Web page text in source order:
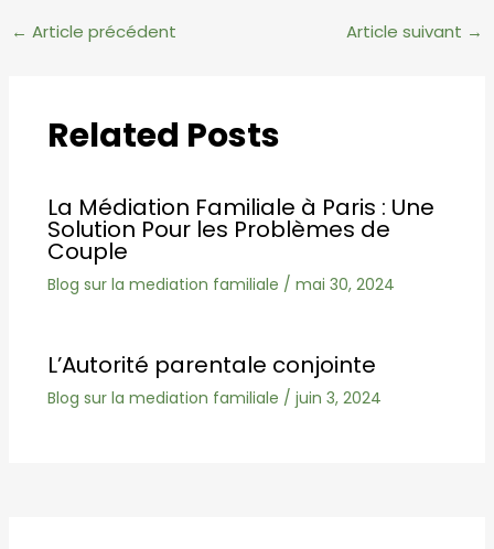
Navigation
← Article précédent Article suivant →
Related Posts
La Médiation Familiale à Paris : Une
Solution Pour les Problèmes de
Couple
Blog sur la mediation familiale / mai 30, 2024
L’Autorité parentale conjointe
Blog sur la mediation familiale / juin 3, 2024